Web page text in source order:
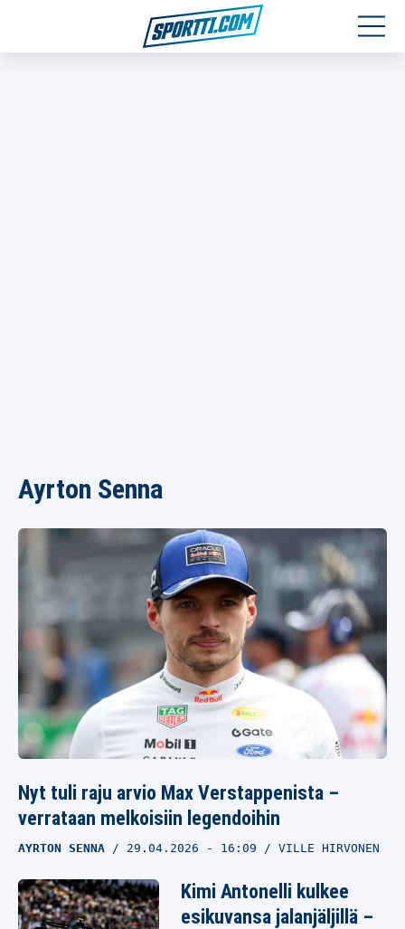
Ayrton Senna
Nyt tuli raju arvio Max Verstappenista –
verrataan melkoisiin legendoihin
AYRTON SENNA 29.04.2026 - 16:09 VILLE HIRVONEN
Kimi Antonelli kulkee
esikuvansa jalanjäljillä –